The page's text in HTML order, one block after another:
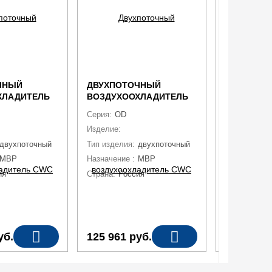
двухпоточный
MBP
ДВУХПОТОЧНЫЙ
ВОЗДУХООХЛАДИТЕЛЬ
Серия: OD
Изделие:
Тип изделия: двухпоточный
Назначение : MBP
Страна: Россия
125 961 руб.